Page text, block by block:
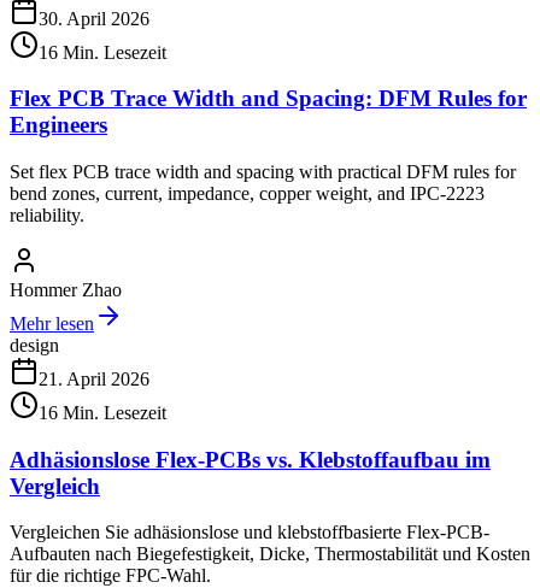
30. April 2026
16 Min. Lesezeit
Flex PCB Trace Width and Spacing: DFM Rules for
Engineers
Set flex PCB trace width and spacing with practical DFM rules for
bend zones, current, impedance, copper weight, and IPC-2223
reliability.
Hommer Zhao
Mehr lesen
design
21. April 2026
16 Min. Lesezeit
Adhäsionslose Flex-PCBs vs. Klebstoffaufbau im
Vergleich
Vergleichen Sie adhäsionslose und klebstoffbasierte Flex-PCB-
Aufbauten nach Biegefestigkeit, Dicke, Thermostabilität und Kosten
für die richtige FPC-Wahl.